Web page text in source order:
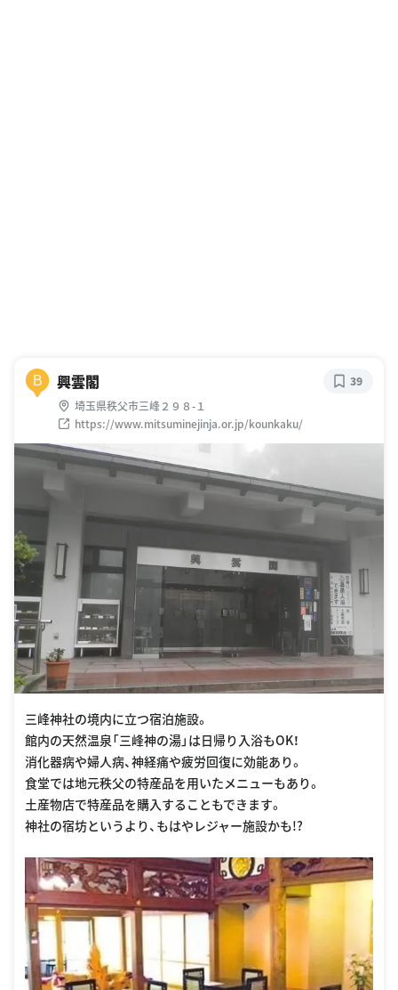
B 興雲閣
埼玉県秩父市三峰２９８-１
https://www.mitsuminejinja.or.jp/kounkaku/
39
三峰神社の境内に立つ宿泊施設。
館内の天然温泉「三峰神の湯」は日帰り入浴もOK！
消化器病や婦人病、神経痛や疲労回復に効能あり。
食堂では地元秩父の特産品を用いたメニューもあり。
土産物店で特産品を購入することもできます。
神社の宿坊というより、もはやレジャー施設かも!?